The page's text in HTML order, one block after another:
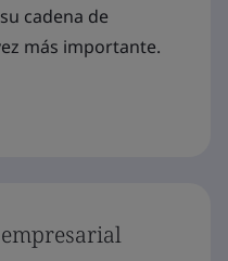
cadena de
más importante.